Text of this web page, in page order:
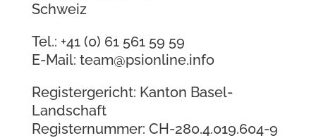
Schweiz
Tel.: +41 (0) 61 561 59 59
E-Mail: team@psionline.info
Registergericht: Kanton Basel-
Landschaft
Registernummer: CH-280.4.019.604-9